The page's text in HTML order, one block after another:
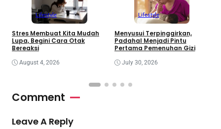
Lifestyle
Stres Membuat Kita Mudah
Lupa, Begini Cara Otak
Bereaksi
August 4, 2026
Lifestyle
Menyusui Terpinggirkan,
Padahal Menjadi Pintu
Pertama Pemenuhan Gizi
July 30, 2026
Comment
Leave A Reply